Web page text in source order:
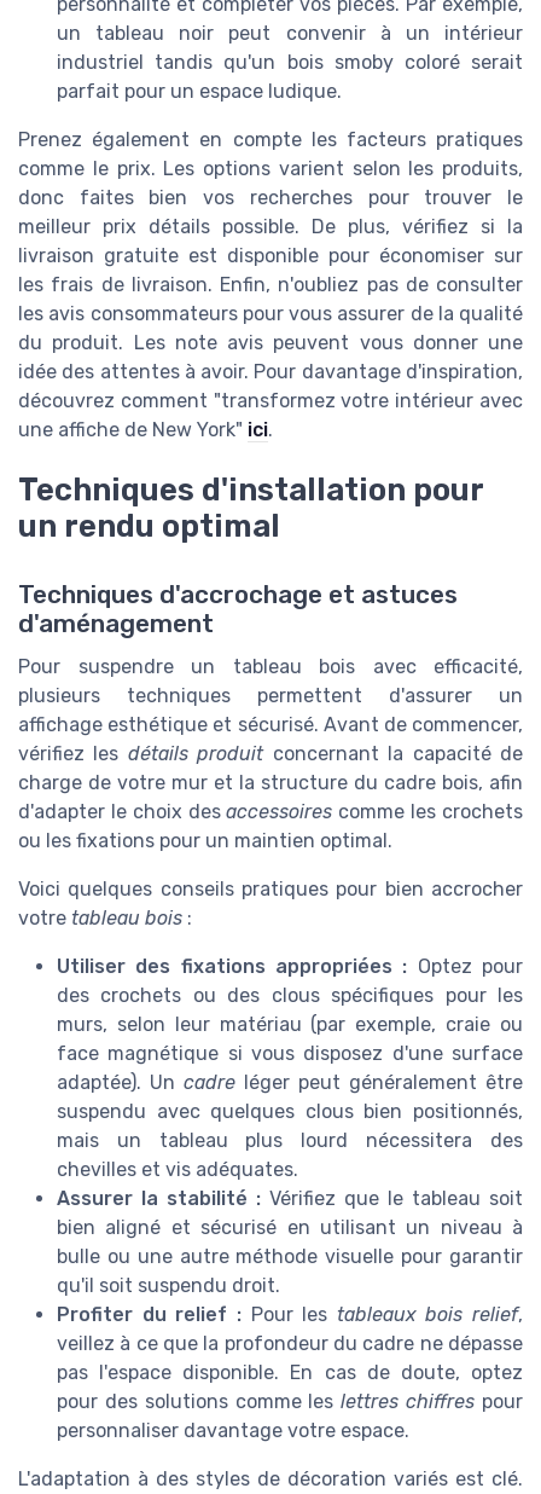
un tableau noir peut convenir à un intérieur
industriel tandis qu'un bois smoby coloré serait
parfait pour un espace ludique.
Prenez également en compte les facteurs pratiques
comme le prix. Les options varient selon les produits,
donc faites bien vos recherches pour trouver le
meilleur prix détails possible. De plus, vérifiez si la
livraison gratuite est disponible pour économiser sur
les frais de livraison. Enfin, n'oubliez pas de consulter
les avis consommateurs pour vous assurer de la qualité
du produit. Les note avis peuvent vous donner une
idée des attentes à avoir. Pour davantage d'inspiration,
découvrez comment "transformez votre intérieur avec
une affiche de New York" ici.
Techniques d'installation pour
un rendu optimal
Techniques d'accrochage et astuces
d'aménagement
Pour suspendre un tableau bois avec efficacité,
plusieurs techniques permettent d'assurer un
affichage esthétique et sécurisé. Avant de commencer,
vérifiez les détails produitconcernant la capacité de
charge de votre mur et la structure du cadre bois, afin
d'adapter le choix desaccessoires comme les crochets
ou les fixations pour un maintien optimal.
Voici quelques conseils pratiques pour bien accrocher
votre tableau bois :
Utiliser des fixations appropriées : Optez pour
des crochets ou des clous spécifiques pour les
murs, selon leur matériau (par exemple, craie ou
face magnétique si vous disposez d'une surface
adaptée). Un cadre léger peut généralement être
suspendu avec quelques clous bien positionnés,
mais un tableau plus lourd nécessitera des
chevilles et vis adéquates.
Assurer la stabilité : Vérifiez que le tableau soit
bien aligné et sécurisé en utilisant un niveau à
bulle ou une autre méthode visuelle pour garantir
qu'il soit suspendu droit.
Profiter du relief : Pour les tableaux bois relief,
veillez à ce que la profondeur du cadre ne dépasse
pas l'espace disponible. En cas de doute, optez
pour des solutions comme leslettres chiffres pour
personnaliser davantage votre espace.
L'adaptation à des styles de décoration variés est clé.